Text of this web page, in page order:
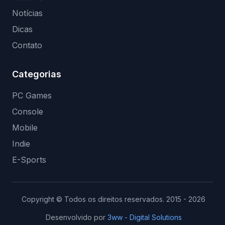
Notícias
Dicas
Contato
Categorias
PC Games
Console
Mobile
Indie
E-Sports
Copyright © Todos os direitos reservados. 2015 - 2026
Desenvolvido por 3ww - Digital Solutions